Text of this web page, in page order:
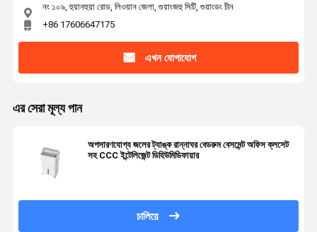
নং ১০৯, হুয়ানহুয়া রোড, লিওয়ান জেলা, গুয়াংজহু সিটি, গুয়াংডং চীন
+86 17606647175
এখন যোগাযোগ
এর সেরা মূল্য পান
অপসারণযোগ্য জলের ট্যাঙ্ক রান্নাঘর বেডরুম বেসমেন্ট অফিস ক্লসেট
সহ CCC ইন্টেলিজেন্ট ডিহিউমিডিফায়ার
চালিয়ে